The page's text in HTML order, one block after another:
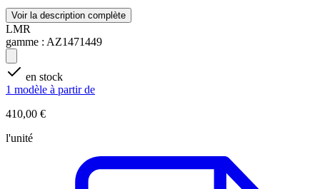
Voir la description complète
LMR
gamme : AZ1471449
en stock
1 modèle à partir de
410,00 €
l'unité